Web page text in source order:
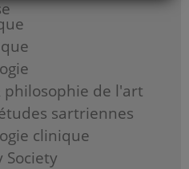
philosophie de l'art
sartriennes
clinique
Society